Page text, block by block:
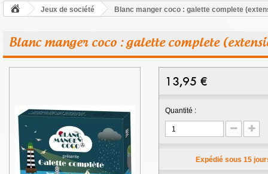
Jeux de société Blanc manger coco : galette complete
Blanc manger coco : galette complete
13,95 €
Quantité :
Expédié sous 15